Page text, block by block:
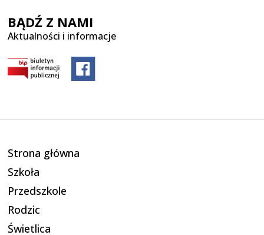
BĄDŹ Z NAMI
Aktualności i informacje
Strona główna
Szkoła
Przedszkole
Rodzic
Świetlica